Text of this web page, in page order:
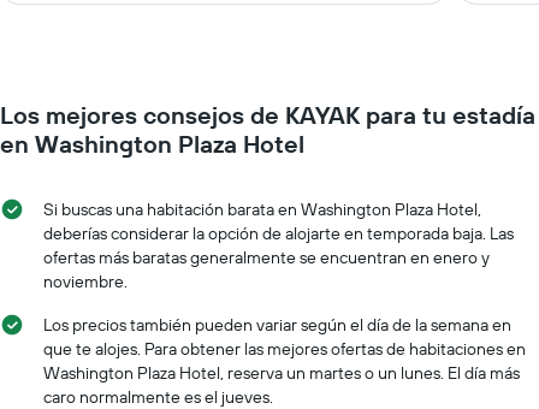
Los mejores consejos de KAYAK para tu estadía
en Washington Plaza Hotel
Si buscas una habitación barata en Washington Plaza Hotel,
deberías considerar la opción de alojarte en temporada baja. Las
ofertas más baratas generalmente se encuentran en enero y
noviembre.
Los precios también pueden variar según el día de la semana en
que te alojes. Para obtener las mejores ofertas de habitaciones en
Washington Plaza Hotel, reserva un martes o un lunes. El día más
caro normalmente es el jueves.